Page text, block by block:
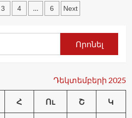
3 4 … 6 Next
Դեկտեմբերի 2025
Հ Ու Շ Կ